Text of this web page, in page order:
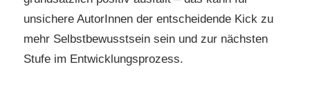
unsichere AutorInnen der entscheidende Kick zu
mehr Selbstbewusstsein sein und zur nächsten
Stufe im Entwicklungsprozess.